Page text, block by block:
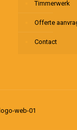
Timmerwerk
Offerte
Contact